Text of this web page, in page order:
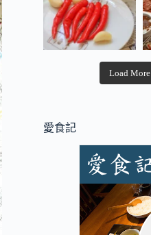
Load More
愛食記